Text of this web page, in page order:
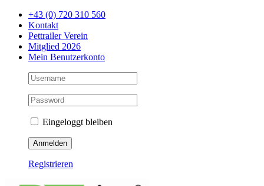
Zum
Inhalt
springen
+43 (0) 720 310 560
Kontakt
Pettrailer Verein
Mitglied 2026
Mein Benutzerkonto
Eingeloggt bleiben
Registrieren
Facebook
YouTube
Instagram